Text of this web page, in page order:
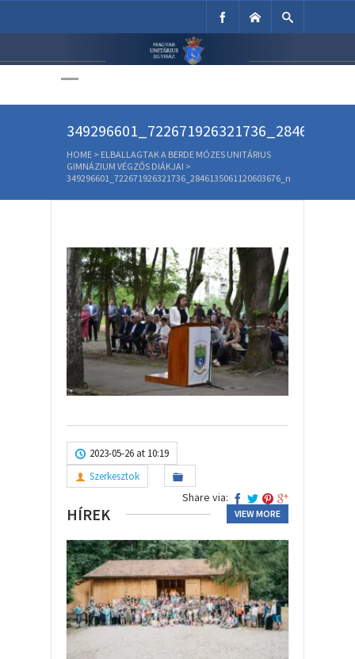
Unitárius Egyház
HOME > ELBALLAGTAK A BERDE MÓZES UNITÁRIUS
GIMNÁZIUM VÉGZŐS DIÁKJAI >
349296601_722671926321736_2846135061120603676_n
2023-05-26 at 10:19
Szerkesztok
Share via:
HÍREK VIEW MORE